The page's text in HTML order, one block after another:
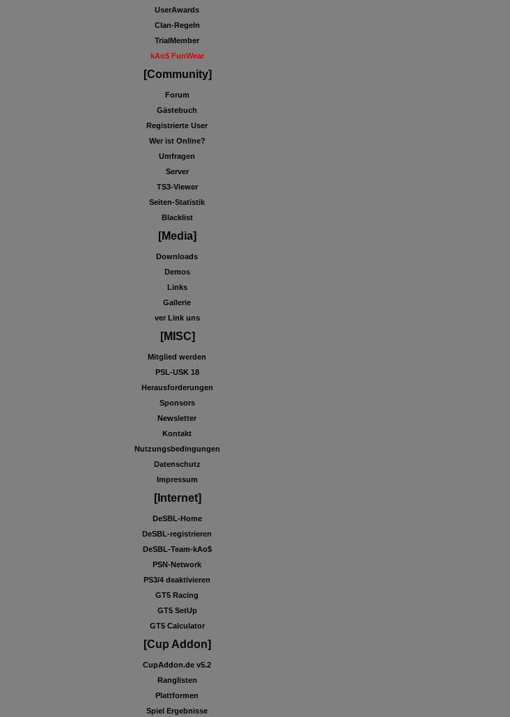
UserAwards
Clan-Regeln
TrialMember
kAo$ FunWear
[Community]
Forum
Gästebuch
Registrierte User
Wer ist Online?
Umfragen
Server
TS3-Viewer
Seiten-Statistik
Blacklist
[Media]
Downloads
Demos
Links
Gallerie
ver Link uns
[MISC]
Mitglied werden
PSL-USK 18
Herausforderungen
Sponsors
Newsletter
Kontakt
Nutzungsbedingungen
Datenschutz
Impressum
[Internet]
DeSBL-Home
DeSBL-registrieren
DeSBL-Team-kAo$
PSN-Network
PS3/4 deaktivieren
GT5 Racing
GT5 SetUp
GT5 Calculator
[Cup Addon]
CupAddon.de v5.2
Ranglisten
Plattformen
Spiel Ergebnisse